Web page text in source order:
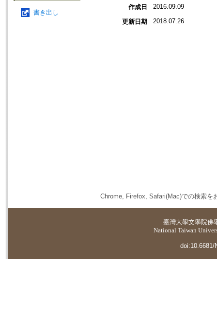
書き出し
作成日 2016.09.09
更新日期 2018.07.26
Chrome, Firefox, Safari(Mac)での検索を
臺灣大學文學院佛
National Taiwan
doi:10.6681/